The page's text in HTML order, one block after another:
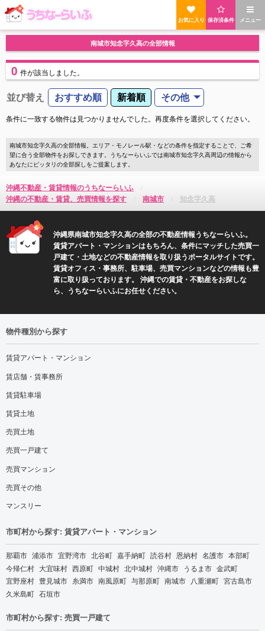
メニュー
保存済条件
お気に入り
南城市知念字久高の全部情報
0 件が該当しました。
並び替え おすすめ順 新着順 その他
条件に一致する物件は見つかりませんでした。再度条件を選択してください。
南城市知念字久高の全部情報。エリア・モノレール駅・などの条件を指定することで、ご希
望に合う全部物件をお探しできます。うちなーらいふでは南城市知念字久高周辺の情報から
あなたにピッタリの全部探しをご提案します。
沖縄不動産・賃貸情報のうちなーらいふ
沖縄の不動産・賃貸、売買情報を探す
南城市 知念字久高
沖縄県南城市知念字久高の全部の不動産情報うちなーらいふ。
賃貸アパート・マンションはもちろん、条件にマッチした売買一
戸建て・土地などの不動産情報を取り扱うポータルサイトです。
賃貸オフィス・事務所、駐車場、売買マンションなどの情報も豊
富に取り扱っております。 沖縄での賃貸・不動産をお探しな
ら、うちなーらいふにお任せください。
物件種別から探す
賃貸アパート・マンション
賃店舗・賃事務所
賃貸駐車場
賃貸土地
売買土地
売買一戸建て
売買マンション
売買その他
マンスリー
市町村から探す: 賃貸アパート・マンション
那覇市 浦添市 宜野湾市 北谷町 嘉手納町 読谷村 恩納村 名護市 本部町
今帰仁村 大宜味村 西原町 中城村 北中城村 沖縄市 うるま市 金武町
宜野座村 豊見城市 糸満市 南風原町 与那原町 南城市 八重瀬町 宮古島市
久米島町 石垣市
市町村から探す: 売買一戸建て